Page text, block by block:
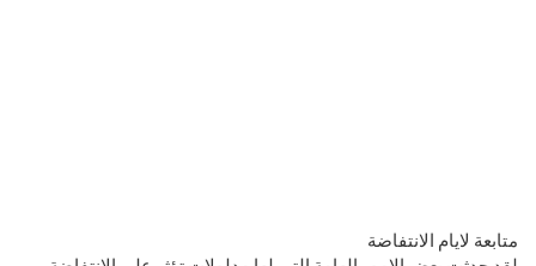
متابعة لايام الانتفاضة